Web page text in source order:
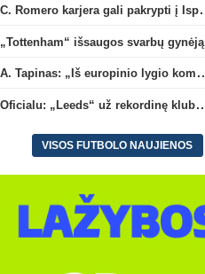
C. Romero
„Tottenham“ išsaugos svarbų gynėją
A. Tapinas: „Iš europinio
Oficialu: „Leeds“ už rekordinę klubui sumą
VISOS FUTBOLO NAUJIENOS